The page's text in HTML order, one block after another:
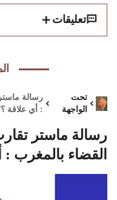
تعليقات
تحت
الواجهة
رسالة
: أي علاقة
رسالة ماستر
القضاء بالمغرب